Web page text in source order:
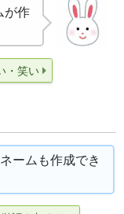
が作
・笑い
ームも作成でき